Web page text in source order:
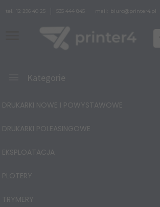
tel. 12 296 40 25 535 444 845 mail: biuro@printer4.pl
Kategorie
DRUKARKI NOWE I POWYSTAWOWE
DRUKARKI POLEASINGOWE
EKSPLOATACJA
PLOTERY
TRYMERY